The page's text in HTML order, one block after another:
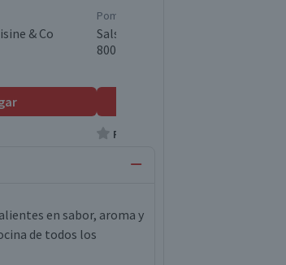
& Co
Pomarola
Salsa de Tomate Pomarola Italiana
800 g
Producto sin calificar
en sabor, aroma y
de todos los